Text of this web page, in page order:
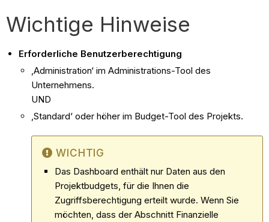
Wichtige Hinweise
Erforderliche Benutzerberechtigung
‚Administration‘ im Administrations-Tool des
Unternehmens.
UND
‚Standard‘ oder höher im Budget-Tool des Projekts.
WICHTIG
Das Dashboard enthält nur Daten aus den
Projektbudgets, für die Ihnen die
Zugriffsberechtigung erteilt wurde. Wenn Sie
möchten, dass der Abschnitt Finanzielle